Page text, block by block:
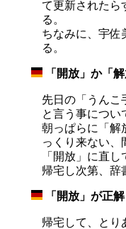
て更新されたら
る。
ちなみに、宇佐
る。
「開放」か「解
先日の「うんこ
と言う事につい
朝っぱらに「解
っくり来ない、
「開放」に直し
帰宅し次第、辞
「開放」が正解
帰宅して、と